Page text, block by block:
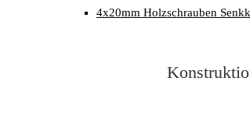
4x20mm Holzschrauben